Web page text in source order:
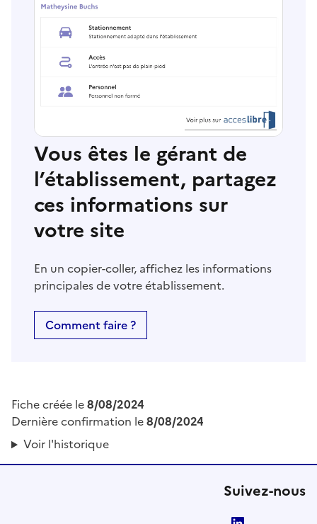
Vous êtes le gérant de
l’établissement, partagez
ces informations sur
votre site
En un copier-coller, affichez les informations
principales de votre établissement.
Comment faire ?
Fiche créée le8/08/2024
Dernière confirmation le8/08/2024
Voir l'historique
Suivez-nous